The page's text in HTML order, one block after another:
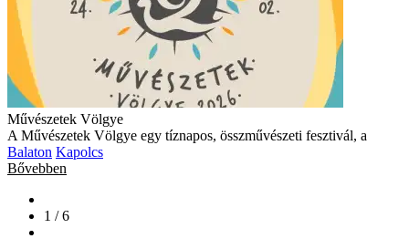
Művészetek Völgye
A Művészetek Völgye egy tíznapos, összművészeti fesztivál, a
Balaton Kapolcs
Bővebben
1 / 6